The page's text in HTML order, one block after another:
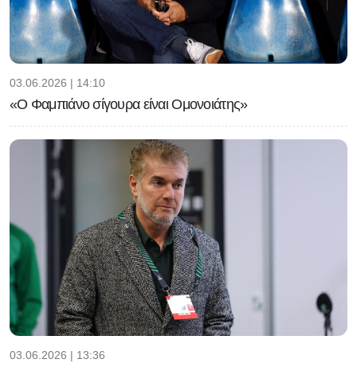
03.06.2026 | 14:10
«Ο Φαμπιάνο σίγουρα είναι Ομονοιάτης»
03.06.2026 | 13:36